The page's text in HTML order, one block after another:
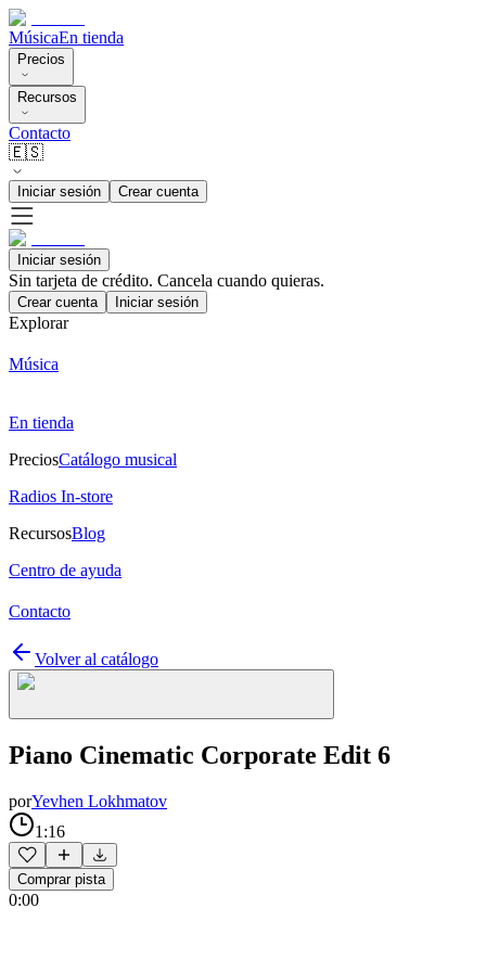
MúsicaEn tienda
Precios
Recursos
Contacto
🇪🇸
Iniciar sesión Crear cuenta
Iniciar sesión
Sin tarjeta de crédito. Cancela cuando quieras.
Crear cuenta Iniciar sesión
Explorar
Música
En tienda
PreciosCatálogo musical
Radios In-store
RecursosBlog
Centro de ayuda
Contacto
Volver al catálogo
Piano Cinematic Corporate Edit 6
porYevhen Lokhmatov
1:16
Comprar pista
0:00